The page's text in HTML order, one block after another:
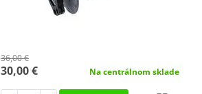
36,00 €
30,00 € Na centrálnom sklade